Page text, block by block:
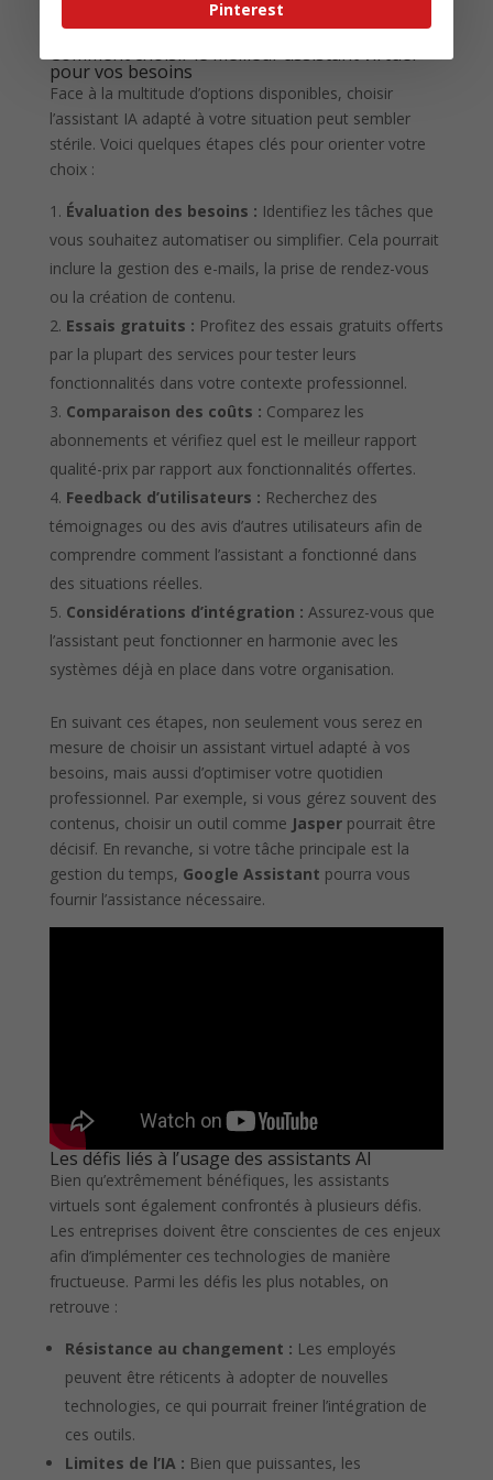
Comment choisir le meilleur assistant virtuel
pour vos besoins
Face à la multitude d’options disponibles, choisir
l’assistant IA adapté à votre situation peut sembler
stérile. Voici quelques étapes clés pour orienter votre
choix :
Évaluation des besoins : Identifiez les tâches que
vous souhaitez automatiser ou simplifier. Cela pourrait
inclure la gestion des e-mails, la prise de rendez-vous
ou la création de contenu.
Essais gratuits : Profitez des essais gratuits offerts
par la plupart des services pour tester leurs
fonctionnalités dans votre contexte professionnel.
Comparaison des coûts : Comparez les
abonnements et vérifiez quel est le meilleur rapport
qualité-prix par rapport aux fonctionnalités offertes.
Feedback d’utilisateurs : Recherchez des
témoignages ou des avis d’autres utilisateurs afin de
comprendre comment l’assistant a fonctionné dans
des situations réelles.
Considérations d’intégration : Assurez-vous que
l’assistant peut fonctionner en harmonie avec les
systèmes déjà en place dans votre organisation.
En suivant ces étapes, non seulement vous serez en
mesure de choisir un assistant virtuel adapté à vos
besoins, mais aussi d’optimiser votre quotidien
professionnel. Par exemple, si vous gérez souvent des
contenus, choisir un outil comme Jasperpourrait être
décisif. En revanche, si votre tâche principale est la
gestion du temps, Google Assistant pourra vous
fournir l’assistance nécessaire.
Les défis liés à l’usage des assistants AI
Bien qu’extrêmement bénéfiques, les assistants
virtuels sont également confrontés à plusieurs défis.
Les entreprises doivent être conscientes de ces enjeux
afin d’implémenter ces technologies de manière
fructueuse. Parmi les défis les plus notables, on
retrouve :
Résistance au changement : Les employés
peuvent être réticents à adopter de nouvelles
technologies, ce qui pourrait freiner l’intégration de
ces outils.
Limites de l’IA : Bien que puissantes, les
Pinterest